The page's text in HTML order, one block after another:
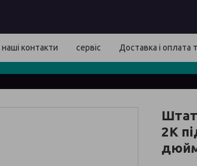
наші контакти сервіс Доставка і оплата
2K